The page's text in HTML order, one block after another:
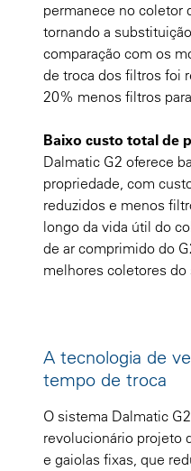
permanece no coletor
tornando a
comparação com os
de troca dos filtros foi
20% menos filtros
Baixo custo total de
Dalmatic G2 oferece
propriedade, com
reduzidos e menos
longo da vida útil do
de ar comprimido do
melhores coletores do
A tecnologia de
tempo de troca
O sistema Dalmatic
revolucionário projeto
e gaiolas fixas, que